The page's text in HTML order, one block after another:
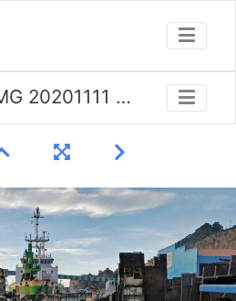
20201111 091431 opti